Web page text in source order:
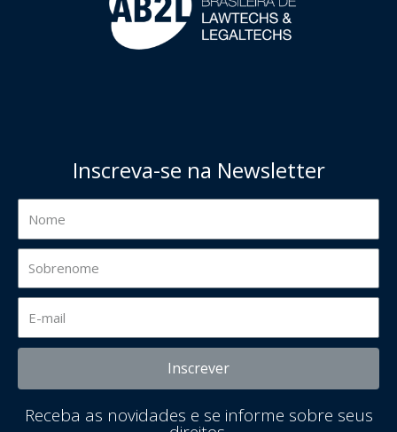
Inscreva-se na Newsletter
Inscrever
Receba as novidades e se informe sobre seus